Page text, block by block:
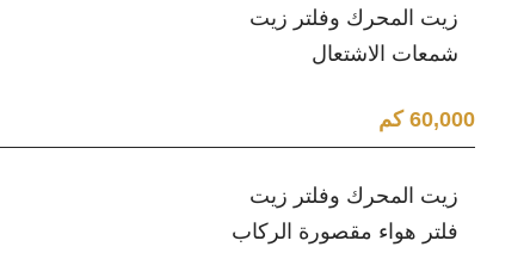
زيت المحرك وفلتر زيت
شمعات الاشتعال
60,000 كم
زيت المحرك وفلتر زيت
فلتر هواء مقصورة الركاب